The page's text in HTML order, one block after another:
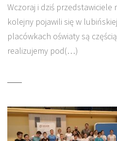
Wczoraj i dziś przedstawiciele
kolejny pojawili się w
placówkach oświaty są
realizujemy pod(…)